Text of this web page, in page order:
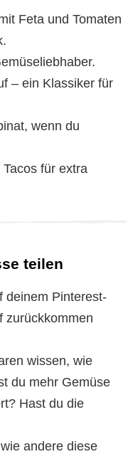
Feta und Tomaten
– ein Klassiker für
wenn du
für extra
teilen
deinem Pinterest-
zurückkommen
wissen, wie
du mehr Gemüse
Hast du die
andere diese